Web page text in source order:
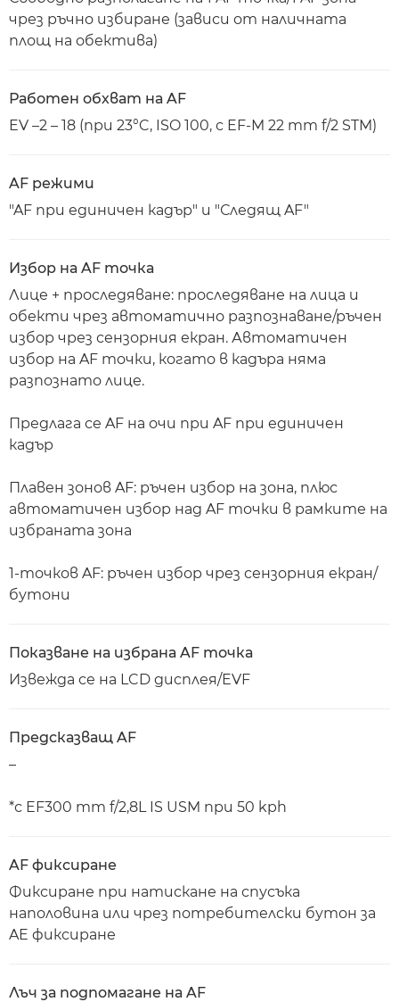
чрез ръчно избиране (зависи от наличната
площ на обектива)
Работен обхват на AF
EV –2 – 18 (при 23°C, ISO 100, с EF-M 22 mm f/2 STM)
AF режими
"AF при единичен кадър" и "Следящ AF"
Избор на AF точка
Лице + проследяване: проследяване на лица и
обекти чрез автоматично разпознаване/ръчен
избор чрез сензорния екран. Автоматичен
избор на AF точки, когато в кадъра няма
разпознато лице.
Предлага се AF на очи при AF при единичен
кадър
Плавен зонов AF: ръчен избор на зона, плюс
автоматичен избор над AF точки в рамките на
избраната зона
1-точков AF: ръчен избор чрез сензорния екран/
бутони
Показване на избрана AF точка
Извежда се на LCD дисплея/EVF
Предсказващ AF
–
*с EF300 mm f/2,8L IS USM при 50 kph
AF фиксиране
Фиксиране при натискане на спусъка
наполовина или чрез потребителски бутон за
AE фиксиране
Лъч за подпомагане на AF